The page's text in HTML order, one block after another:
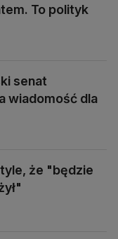
To polityk
senat
wiadomość dla
że "będzie